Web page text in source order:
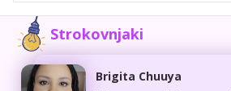
Strokovnjaki
Brigita Chuuya